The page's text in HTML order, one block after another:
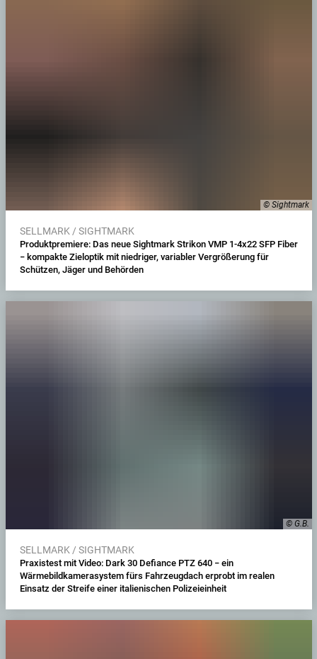
© Sightmark
SELLMARK / SIGHTMARK
Produktpremiere: Das neue Sightmark Strikon VMP 1-4x22 SFP Fiber
− kompakte Zieloptik mit niedriger, variabler Vergrößerung für
Schützen, Jäger und Behörden
© G.B.
SELLMARK / SIGHTMARK
Praxistest mit Video: Dark 30 Defiance PTZ 640 − ein
Wärmebildkamerasystem fürs Fahrzeugdach erprobt im realen
Einsatz der Streife einer italienischen Polizeieinheit